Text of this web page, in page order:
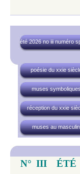
été 2026 no iii numéro
poésie du xxie
muses
réception du xxie
muses au masculin
N° III ÉTÉ